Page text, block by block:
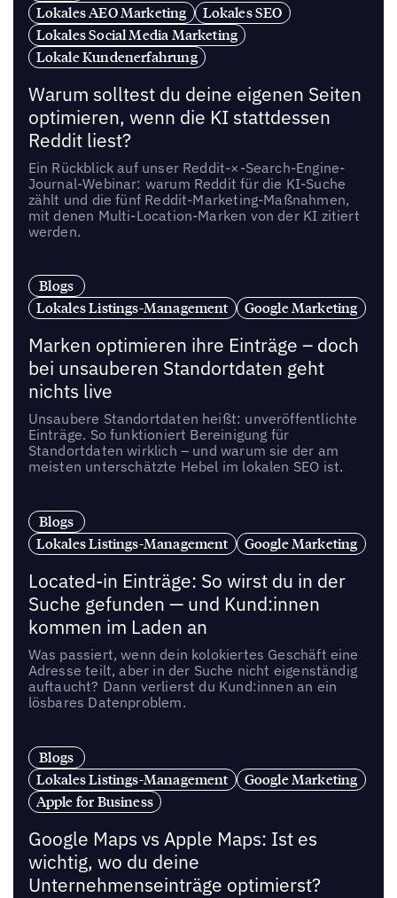
Lokales AEO Marketing
Lokales SEO
Lokales Social Media Marketing
Lokale Kundenerfahrung
Warum solltest du deine eigenen Seiten
optimieren, wenn die KI stattdessen
Reddit liest?
Ein Rückblick auf unser Reddit-×-Search-Engine-
Journal-Webinar: warum Reddit für die KI-Suche
zählt und die fünf Reddit-Marketing-Maßnahmen,
mit denen Multi-Location-Marken von der KI zitiert
werden.
Blogs
Lokales Listings-Management
Google Marketing
Marken optimieren ihre Einträge – doch
bei unsauberen Standortdaten geht
nichts live
Unsaubere Standortdaten heißt: unveröffentlichte
Einträge. So funktioniert Bereinigung für
Standortdaten wirklich – und warum sie der am
meisten unterschätzte Hebel im lokalen SEO ist.
Blogs
Lokales Listings-Management
Google Marketing
Located-in Einträge: So wirst du in der
Suche gefunden — und Kund:innen
kommen im Laden an
Was passiert, wenn dein kolokiertes Geschäft eine
Adresse teilt, aber in der Suche nicht eigenständig
auftaucht? Dann verlierst du Kund:innen an ein
lösbares Datenproblem.
Blogs
Lokales Listings-Management
Google Marketing
Apple for Business
Google Maps vs Apple Maps: Ist es
wichtig, wo du deine
Unternehmenseinträge optimierst?